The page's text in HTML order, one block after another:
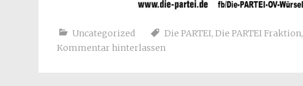
Uncategorized Die PARTEI, Die PARTEI Fraktion,
Kommentar hinterlassen